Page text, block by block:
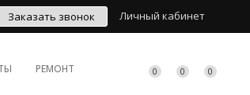
Личный кабинет
Заказать звонок
РЕМОНТ 0 0 0